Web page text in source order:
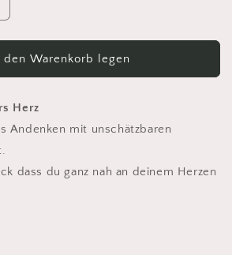
den Warenkorb legen
Herz
Andenken mit unschätzbaren
dass du ganz nah an deinem Herzen